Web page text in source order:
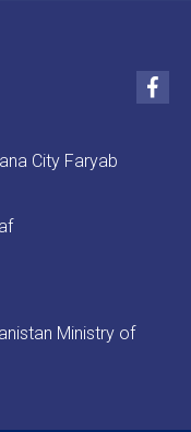
City Faryab
Ministry of